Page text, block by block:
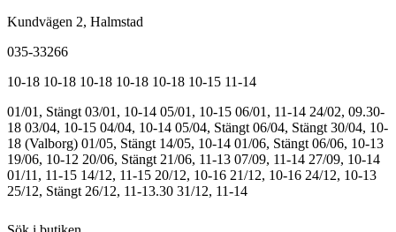
Kundvägen 2, Halmstad
035-33266
10-18 10-18 10-18 10-18 10-18 10-15 11-14
01/01, Stängt 03/01, 10-14 05/01, 10-15 06/01, 11-14 24/02, 09.30-
18 03/04, 10-15 04/04, 10-14 05/04, Stängt 06/04, Stängt 30/04, 10-
18 (Valborg) 01/05, Stängt 14/05, 10-14 01/06, Stängt 06/06, 10-13
19/06, 10-12 20/06, Stängt 21/06, 11-13 07/09, 11-14 27/09, 10-14
01/11, 11-15 14/12, 11-15 20/12, 10-16 21/12, 10-16 24/12, 10-13
25/12, Stängt 26/12, 11-13.30 31/12, 11-14